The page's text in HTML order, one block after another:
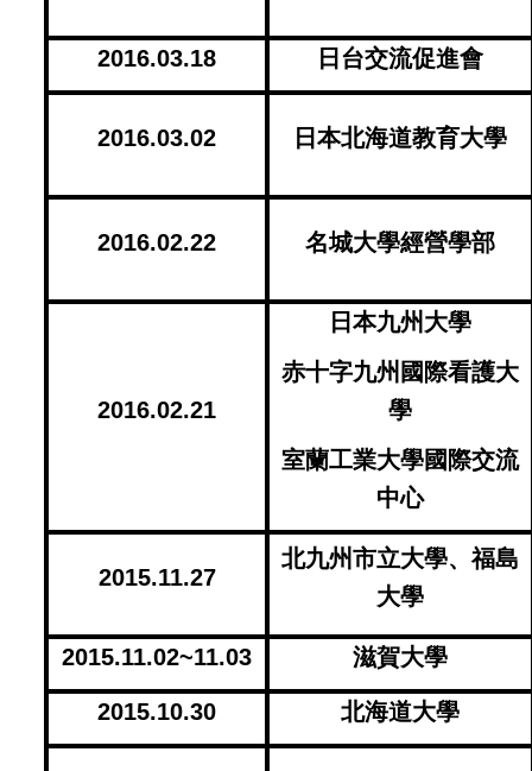
2016.03.18 日台交流促進會
2016.03.02 日本北海道教育大學
2016.02.22 名城大學經營學部
2016.02.21
日本九州大學
赤十字九州國際看護大
學
室蘭工業大學國際交流
中心
2015.11.27
北九州市立大學、福島
大學
2015.11.02~11.03 滋賀大學
2015.10.30 北海道大學